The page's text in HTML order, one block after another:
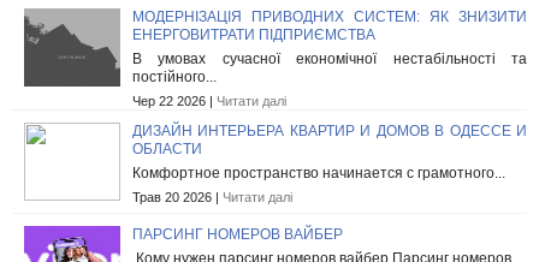
МОДЕРНІЗАЦІЯ ПРИВОДНИХ СИСТЕМ: ЯК ЗНИЗИТИ
ЕНЕРГОВИТРАТИ ПІДПРИЄМСТВА
В умовах сучасної економічної нестабільності та
постійного...
Чер 22 2026 | Читати далі
ДИЗАЙН ИНТЕРЬЕРА КВАРТИР И ДОМОВ В ОДЕССЕ И
ОБЛАСТИ
Комфортное пространство начинается с грамотного...
Трав 20 2026 | Читати далі
ПАРСИНГ НОМЕРОВ ВАЙБЕР